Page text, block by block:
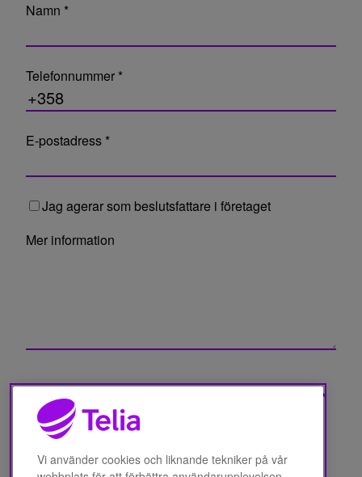
Namn *
Telefonnummer *
E-postadress *
Jag agerar som beslutsfattare i företaget
Mer information
Jag har läst Telia Finland Oyj:s *
Vi använder cookies och liknande tekniker på vår